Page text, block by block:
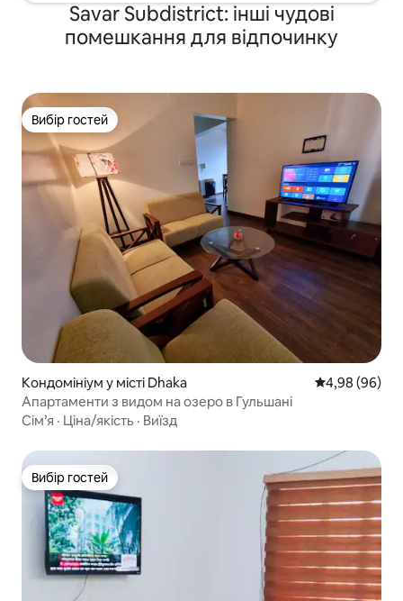
Savar Subdistrict: інші чудові
помешкання для відпочинку
Вибір гостей
Вибір гостей
Кондомініум у місті Dhaka Середня
4,98 (96)
Апартаменти з видом на озеро в Гульшані
Сім’я · Ціна/якість · Виїзд
Вибір гостей
Вибір гостей